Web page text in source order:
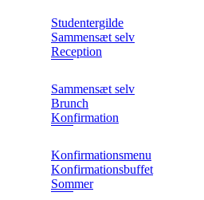
Studentergilde
Sammensæt selv
Reception
Sammensæt selv
Brunch
Konfirmation
Konfirmationsmenu
Konfirmationsbuffet
Sommer